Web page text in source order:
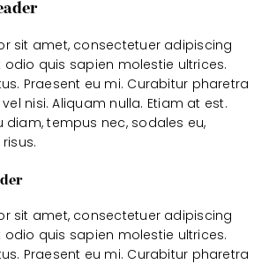
sit amet, consectetuer adipiscing
odio quis sapien molestie ultrices.
Praesent eu mi. Curabitur pharetra
nisi. Aliquam nulla. Etiam at est.
diam, tempus nec, sodales eu,
sit amet, consectetuer adipiscing
odio quis sapien molestie ultrices.
Praesent eu mi. Curabitur pharetra